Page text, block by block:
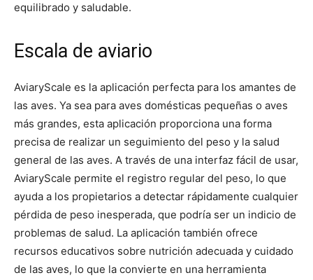
equilibrado y saludable.
Escala de aviario
AviaryScale es la aplicación perfecta para los amantes de
las aves. Ya sea para aves domésticas pequeñas o aves
más grandes, esta aplicación proporciona una forma
precisa de realizar un seguimiento del peso y la salud
general de las aves. A través de una interfaz fácil de usar,
AviaryScale permite el registro regular del peso, lo que
ayuda a los propietarios a detectar rápidamente cualquier
pérdida de peso inesperada, que podría ser un indicio de
problemas de salud. La aplicación también ofrece
recursos educativos sobre nutrición adecuada y cuidado
de las aves, lo que la convierte en una herramienta